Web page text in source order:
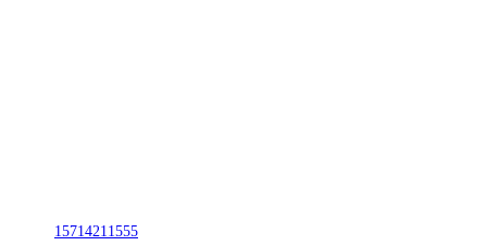
15714211555